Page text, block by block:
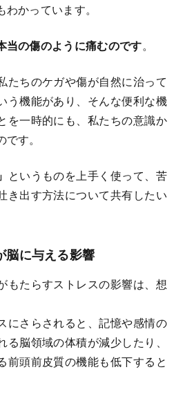
かっています。
当の傷のように痛むのです。
ちのケガや傷が自然に治って
う機能があり、そんな便利な機
を一時的にも、私たちの意識か
す。
というものを上手く使って、苦
き出す方法について共有したい
脳に与える影響
もたらすストレスの影響は、想
にさらされると、記憶や感情の
脳領域の体積が減少したり、
前頭前皮質の機能も低下すると